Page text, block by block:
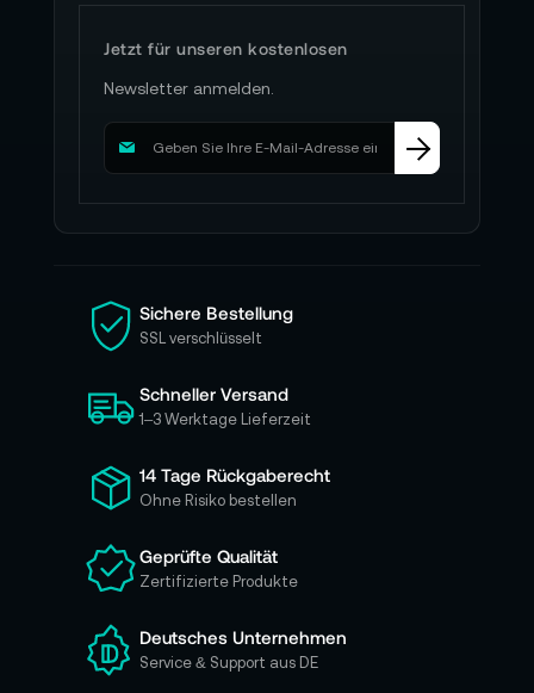
Jetzt für unseren kostenlosen
Newsletter anmelden.
M
d
i
e
s
c
h
ü
r
u
e
e
n
N
Sichere Bestellung
SSL verschlüsselt
Schneller Versand
1–3 Werktage Lieferzeit
14 Tage Rückgaberecht
Ohne Risiko bestellen
Geprüfte Qualität
Zertifizierte Produkte
Deutsches Unternehmen
Service & Support aus DE